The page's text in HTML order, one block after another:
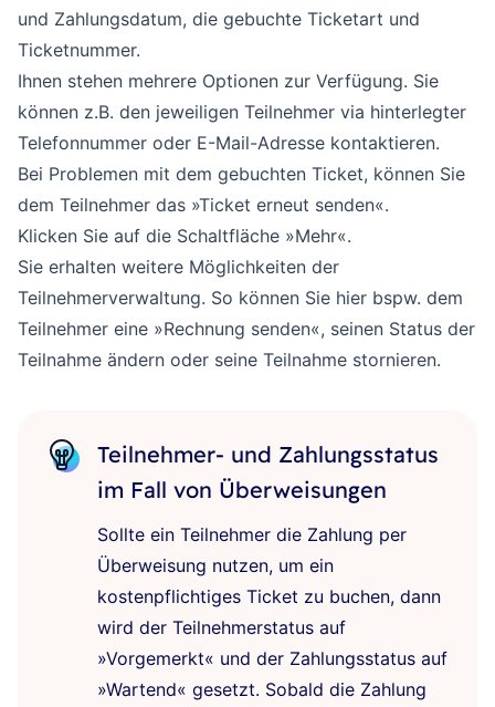
und Zahlungsdatum, die gebuchte Ticketart und
Ticketnummer.
Ihnen stehen mehrere Optionen zur Verfügung. Sie
können z.B. den jeweiligen Teilnehmer via hinterlegter
Telefonnummer oder E-Mail-Adresse kontaktieren.
Bei Problemen mit dem gebuchten Ticket, können Sie
dem Teilnehmer das »Ticket erneut senden«.
Klicken Sie auf die Schaltfläche »Mehr«.
Sie erhalten weitere Möglichkeiten der
Teilnehmerverwaltung. So können Sie hier bspw. dem
Teilnehmer eine »Rechnung senden«, seinen Status der
Teilnahme ändern oder seine Teilnahme stornieren.
Teilnehmer- und Zahlungsstatus
im Fall von Überweisungen
Sollte ein Teilnehmer die Zahlung per
Überweisung nutzen, um ein
kostenpflichtiges Ticket zu buchen, dann
wird der Teilnehmerstatus auf
»Vorgemerkt« und der Zahlungsstatus auf
»Wartend« gesetzt. Sobald die Zahlung